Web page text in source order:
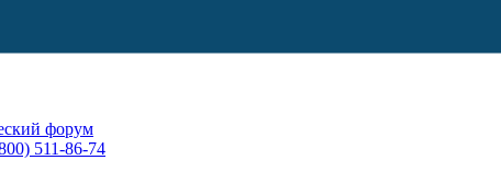
форум
511-86-74